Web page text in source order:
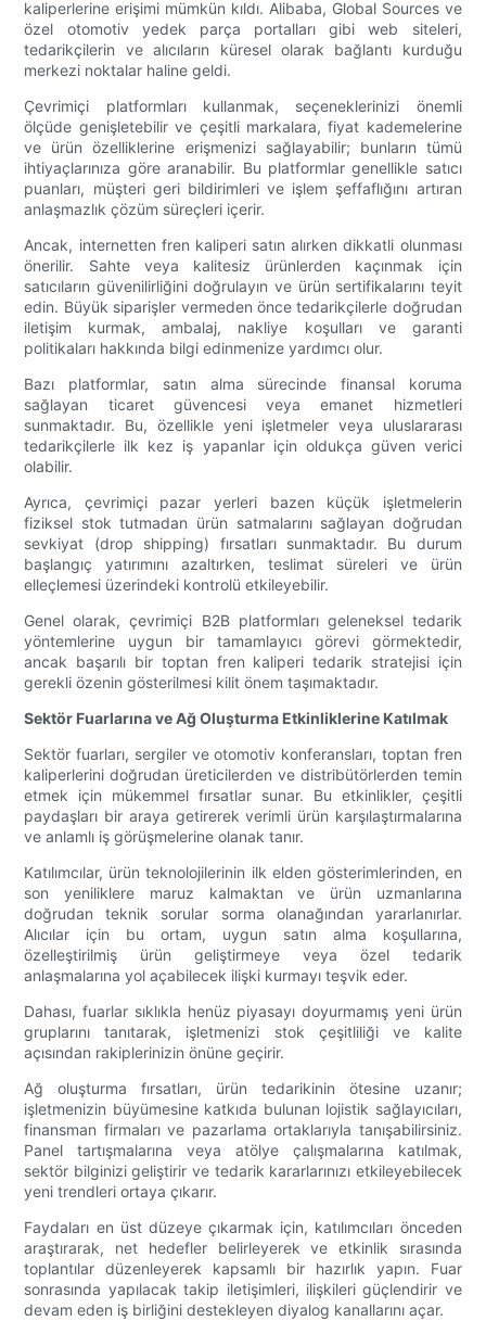
kaliperlerine erişimi mümkün kıldı. Alibaba, Global Sources ve
özel otomotiv yedek parça portalları gibi web siteleri,
tedarikçilerin ve alıcıların küresel olarak bağlantı kurduğu
merkezi noktalar haline geldi.
Çevrimiçi platformları kullanmak, seçeneklerinizi önemli
ölçüde genişletebilir ve çeşitli markalara, fiyat kademelerine
ve ürün özelliklerine erişmenizi sağlayabilir; bunların tümü
ihtiyaçlarınıza göre aranabilir. Bu platformlar genellikle satıcı
puanları, müşteri geri bildirimleri ve işlem şeffaflığını artıran
anlaşmazlık çözüm süreçleri içerir.
Ancak, internetten fren kaliperi satın alırken dikkatli olunması
önerilir. Sahte veya kalitesiz ürünlerden kaçınmak için
satıcıların güvenilirliğini doğrulayın ve ürün sertifikalarını teyit
edin. Büyük siparişler vermeden önce tedarikçilerle doğrudan
iletişim kurmak, ambalaj, nakliye koşulları ve garanti
politikaları hakkında bilgi edinmenize yardımcı olur.
Bazı platformlar, satın alma sürecinde finansal koruma
sağlayan ticaret güvencesi veya emanet hizmetleri
sunmaktadır. Bu, özellikle yeni işletmeler veya uluslararası
tedarikçilerle ilk kez iş yapanlar için oldukça güven verici
olabilir.
Ayrıca, çevrimiçi pazar yerleri bazen küçük işletmelerin
fiziksel stok tutmadan ürün satmalarını sağlayan doğrudan
sevkiyat (drop shipping) fırsatları sunmaktadır. Bu durum
başlangıç ​​yatırımını azaltırken, teslimat süreleri ve ürün
elleçlemesi üzerindeki kontrolü etkileyebilir.
Genel olarak, çevrimiçi B2B platformları geleneksel tedarik
yöntemlerine uygun bir tamamlayıcı görevi görmektedir,
ancak başarılı bir toptan fren kaliperi tedarik stratejisi için
gerekli özenin gösterilmesi kilit önem taşımaktadır.
Sektör Fuarlarına ve Ağ Oluşturma Etkinliklerine Katılmak
Sektör fuarları, sergiler ve otomotiv konferansları, toptan fren
kaliperlerini doğrudan üreticilerden ve distribütörlerden temin
etmek için mükemmel fırsatlar sunar. Bu etkinlikler, çeşitli
paydaşları bir araya getirerek verimli ürün karşılaştırmalarına
ve anlamlı iş görüşmelerine olanak tanır.
Katılımcılar, ürün teknolojilerinin ilk elden gösterimlerinden, en
son yeniliklere maruz kalmaktan ve ürün uzmanlarına
doğrudan teknik sorular sorma olanağından yararlanırlar.
Alıcılar için bu ortam, uygun satın alma koşullarına,
özelleştirilmiş ürün geliştirmeye veya özel tedarik
anlaşmalarına yol açabilecek ilişki kurmayı teşvik eder.
Dahası, fuarlar sıklıkla henüz piyasayı doyurmamış yeni ürün
gruplarını tanıtarak, işletmenizi stok çeşitliliği ve kalite
açısından rakiplerinizin önüne geçirir.
Ağ oluşturma fırsatları, ürün tedarikinin ötesine uzanır;
işletmenizin büyümesine katkıda bulunan lojistik sağlayıcıları,
finansman firmaları ve pazarlama ortaklarıyla tanışabilirsiniz.
Panel tartışmalarına veya atölye çalışmalarına katılmak,
sektör bilginizi geliştirir ve tedarik kararlarınızı etkileyebilecek
yeni trendleri ortaya çıkarır.
Faydaları en üst düzeye çıkarmak için, katılımcıları önceden
araştırarak, net hedefler belirleyerek ve etkinlik sırasında
toplantılar düzenleyerek kapsamlı bir hazırlık yapın. Fuar
sonrasında yapılacak takip iletişimleri, ilişkileri güçlendirir ve
devam eden iş birliğini destekleyen diyalog kanallarını açar.